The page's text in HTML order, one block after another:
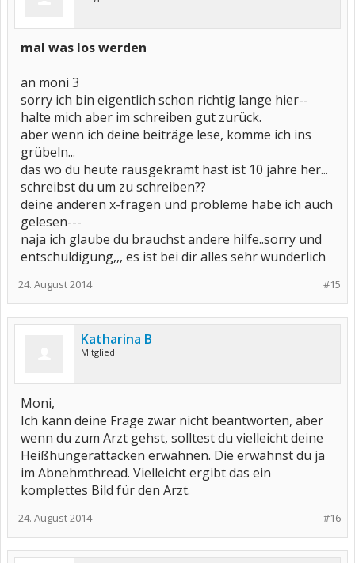
mal was los werden
an moni 3
sorry ich bin eigentlich schon richtig lange hier--
halte mich aber im schreiben gut zurück.
aber wenn ich deine beiträge lese, komme ich ins
grübeln...
das wo du heute rausgekramt hast ist 10 jahre her...
schreibst du um zu schreiben??
deine anderen x-fragen und probleme habe ich auch
gelesen---
naja ich glaube du brauchst andere hilfe..sorry und
entschuldigung,,, es ist bei dir alles sehr wunderlich
#15
24. August 2014
Katharina B
Mitglied
Moni,
Ich kann deine Frage zwar nicht beantworten, aber
wenn du zum Arzt gehst, solltest du vielleicht deine
Heißhungerattacken erwähnen. Die erwähnst du ja
im Abnehmthread. Vielleicht ergibt das ein
komplettes Bild für den Arzt.
#16
24. August 2014